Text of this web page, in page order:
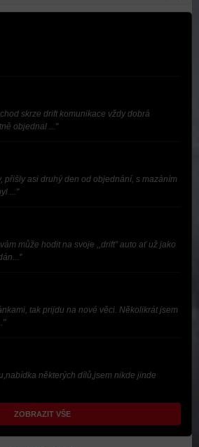
skrze drift komunikace vždy dobrá
objednal ..."
přišly asi druhý den od objednání, s mazáním
..."
může hodit na svoje ,,drift” auto ať už jako
tak prijdu na nové věci. Několikrát jsem
některých dílů,jsem nikde jinde
ZOBRAZIT VŠE